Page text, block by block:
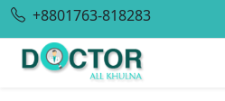
+8801763-818283